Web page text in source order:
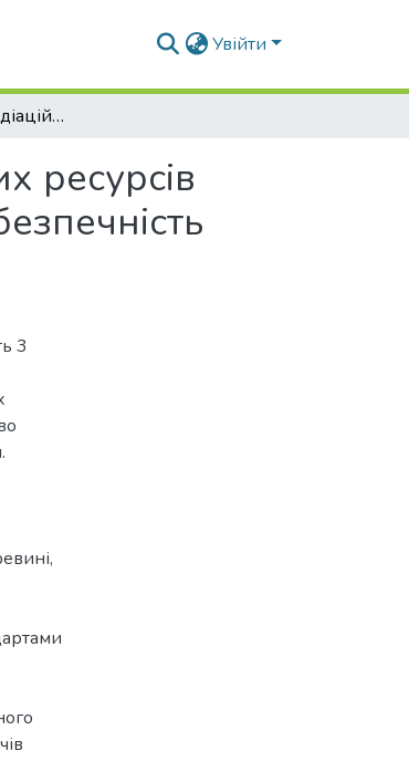
Увійти
Оцінка впливу радіаційного фактору на якість лісових ресурсів (деревина, гриби, ягоди) в Рівненській області та їх безпечність для споживання
ресурсів
3